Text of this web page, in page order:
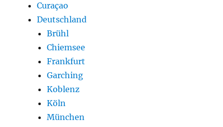
Curaçao
Deutschland
Brühl
Chiemsee
Frankfurt
Garching
Koblenz
Köln
München